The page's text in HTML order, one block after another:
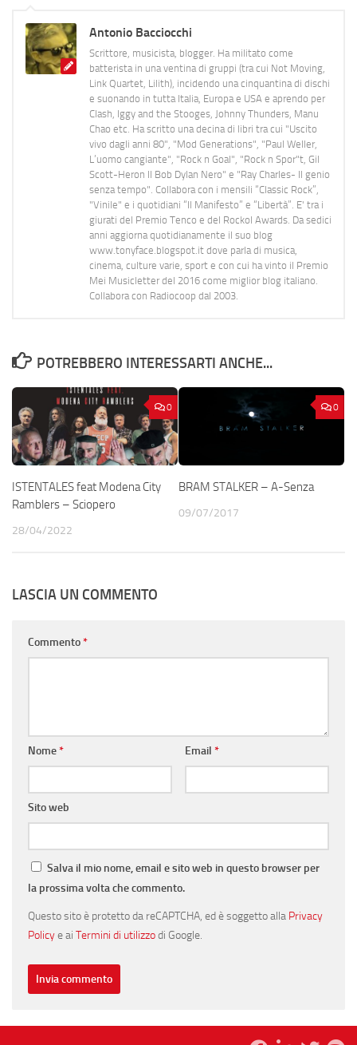
Antonio Bacciocchi
Scrittore, musicista, blogger. Ha militato come
batterista in una ventina di gruppi (tra cui Not Moving,
Link Quartet, Lilith), incidendo una cinquantina di dischi
e suonando in tutta Italia, Europa e USA e aprendo per
Clash, Iggy and the Stooges, Johnny Thunders, Manu
Chao etc. Ha scritto una decina di libri tra cui "Uscito
vivo dagli anni 80", "Mod Generations", "Paul Weller,
L’uomo cangiante", "Rock n Goal", "Rock n Spor"t, Gil
Scott-Heron Il Bob Dylan Nero" e "Ray Charles- Il genio
senza tempo". Collabora con i mensili “Classic Rock”,
"Vinile" e i quotidiani “Il Manifesto” e “Libertà”. E' tra i
giurati del Premio Tenco e del Rockol Awards. Da sedici
anni aggiorna quotidianamente il suo blog
www.tonyface.blogspot.it dove parla di musica,
cinema, culture varie, sport e con cui ha vinto il Premio
Mei Musicletter del 2016 come miglior blog italiano.
Collabora con Radiocoop dal 2003.
POTREBBERO INTERESSARTI ANCHE...
0
ISTENTALES feat Modena City
Ramblers – Sciopero
28/04/2022
0
BRAM STALKER – A-Senza
09/07/2017
LASCIA UN COMMENTO
Commento*
Nome* Email *
Sito web
Salva il mio nome, email e sito web in questo browser per
la prossima volta che commento.
Questo sito è protetto da reCAPTCHA, ed è soggetto alla Privacy
Policye ai Termini di utilizzodi Google.